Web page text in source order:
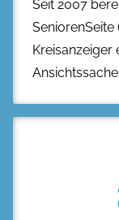
Seit 2007
SeniorenSeite
Kreisanzeiger